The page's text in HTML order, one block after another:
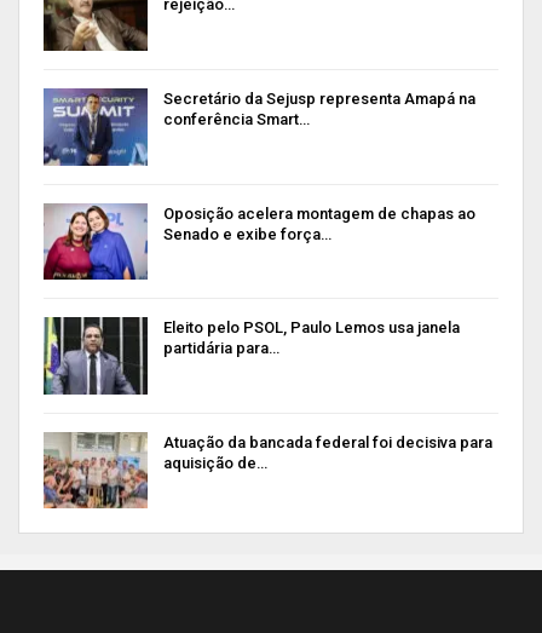
rejeição…
Secretário da Sejusp representa Amapá na
conferência Smart…
Oposição acelera montagem de chapas ao
Senado e exibe força…
Eleito pelo PSOL, Paulo Lemos usa janela
partidária para…
Atuação da bancada federal foi decisiva para
aquisição de…